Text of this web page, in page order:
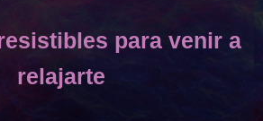
para venir a
relajarte